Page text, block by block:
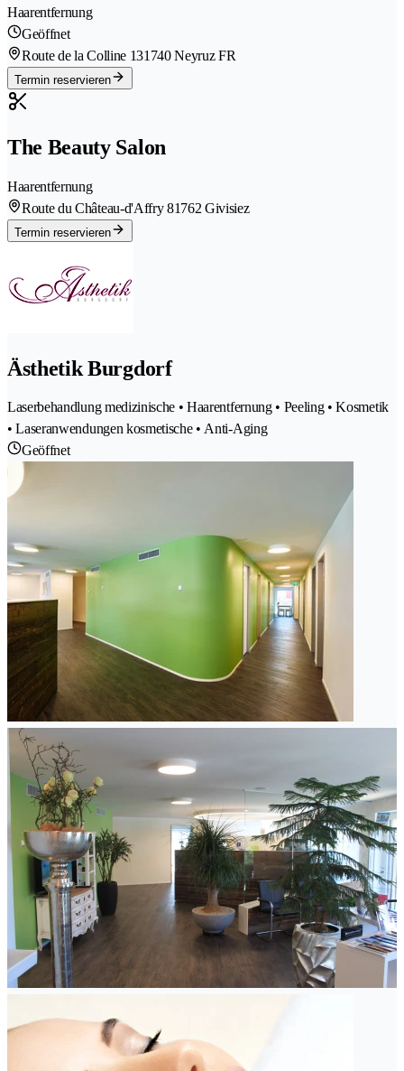
Haarentfernung
Geöffnet
Route de la Colline 131740 Neyruz FR
Termin reservieren
The Beauty Salon
Haarentfernung
Route du Château-d'Affry 81762 Givisiez
Termin reservieren
Ästhetik Burgdorf
Laserbehandlung medizinische • Haarentfernung • Peeling • Kosmetik
• Laseranwendungen kosmetische • Anti-Aging
Geöffnet